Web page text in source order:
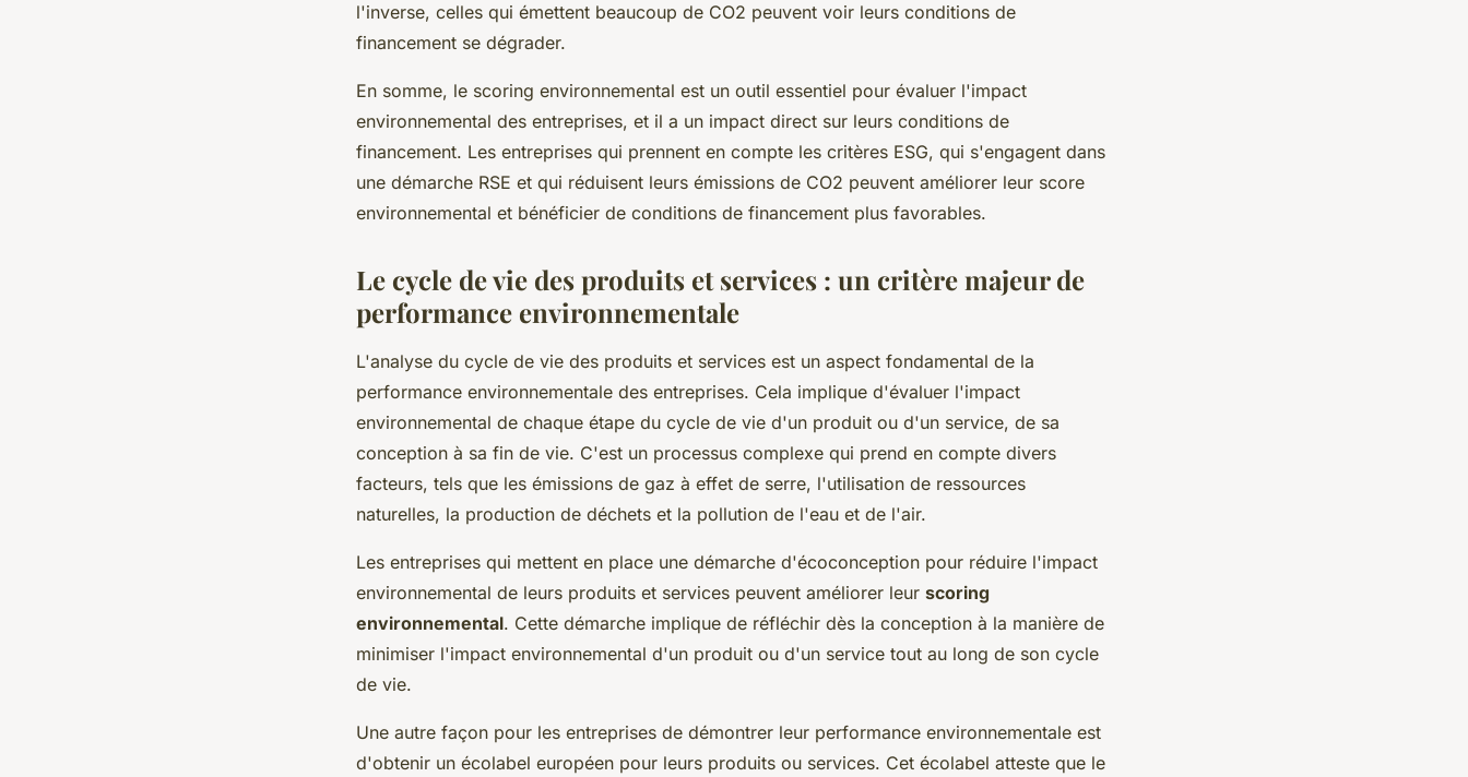
l'inverse, celles qui émettent beaucoup de CO2 peuvent voir leurs conditions de
financement se dégrader.
En somme, le scoring environnemental est un outil essentiel pour évaluer l'impact
environnemental des entreprises, et il a un impact direct sur leurs conditions de
financement. Les entreprises qui prennent en compte les critères ESG, qui s'engagent dans
une démarche RSE et qui réduisent leurs émissions de CO2 peuvent améliorer leur score
environnemental et bénéficier de conditions de financement plus favorables.
Le cycle de vie des produits et services : un critère majeur de
performance environnementale
L'analyse du cycle de vie des produits et services est un aspect fondamental de la
performance environnementale des entreprises. Cela implique d'évaluer l'impact
environnemental de chaque étape du cycle de vie d'un produit ou d'un service, de sa
conception à sa fin de vie. C'est un processus complexe qui prend en compte divers
facteurs, tels que les émissions de gaz à effet de serre, l'utilisation de ressources
naturelles, la production de déchets et la pollution de l'eau et de l'air.
Les entreprises qui mettent en place une démarche d'écoconception pour réduire l'impact
environnemental de leurs produits et services peuvent améliorer leur scoring
environnemental. Cette démarche implique de réfléchir dès la conception à la manière de
minimiser l'impact environnemental d'un produit ou d'un service tout au long de son cycle
de vie.
Une autre façon pour les entreprises de démontrer leur performance environnementale est
d'obtenir un écolabel européen pour leurs produits ou services. Cet écolabel atteste que le